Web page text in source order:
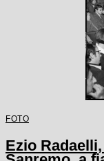
FOTO
Ezio